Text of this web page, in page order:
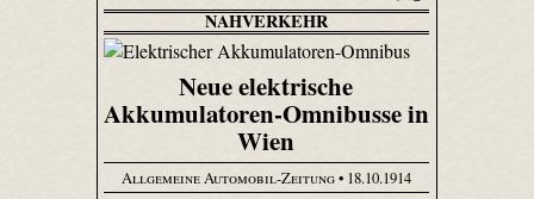
NAHVERKEHR
Neue elektrische
Akkumulatoren-Omnibusse in
Wien
Allgemeine Automobil-Zeitung• 18.10.1914